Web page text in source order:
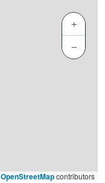
+
−
OpenStreetMapcontributors